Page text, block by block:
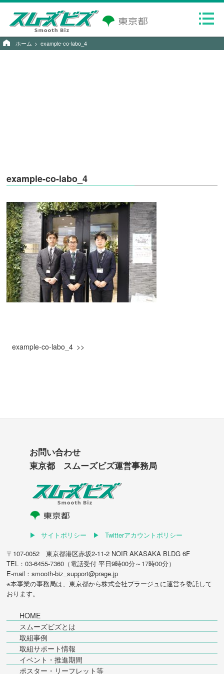
ホーム example-co-labo_4
example-co-labo_4
example-co-labo_4
お問い合わせ
東京都 スムーズビズ運営事務局
サイトポリシー
Twitterアカウントポリシー
〒107-0052 東京都港区赤坂2-11-2 NOIR AKASAKA BLDG 6F
TEL：03-6455-7360（電話受付 平日9時00分～17時00分）
E-mail：smooth-biz_support@prage.jp
※本事業の事務局は、東京都から株式会社プラージュに運営を委託して
おります。
HOME
スムーズビズとは
取組事例
取組サポート情報
イベント・推進期間
ポスター・リーフレット等